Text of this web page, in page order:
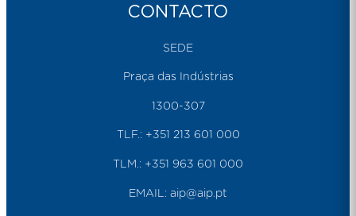
CONTACTO
SEDE
Praça das Indústrias
1300-307
TLF.: +351 213 601 000
TLM.: +351 963 601 000
EMAIL: aip@aip.pt